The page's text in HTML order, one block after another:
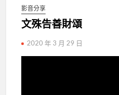
影音分享
文殊告善財頌
2020 年 3 月 29 日